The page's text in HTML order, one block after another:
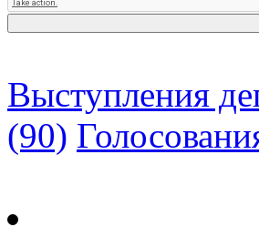
Выступления
(90)